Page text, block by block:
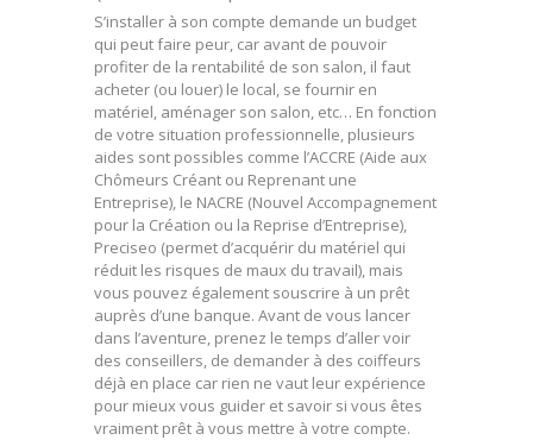
S’installer à son compte demande un budget
qui peut faire peur, car avant de pouvoir
profiter de la rentabilité de son salon, il faut
acheter (ou louer) le local, se fournir en
matériel, aménager son salon, etc… En fonction
de votre situation professionnelle, plusieurs
aides sont possibles comme l’ACCRE (Aide aux
Chômeurs Créant ou Reprenant une
Entreprise), le NACRE (Nouvel Accompagnement
pour la Création ou la Reprise d’Entreprise),
Preciseo (permet d’acquérir du matériel qui
réduit les risques de maux du travail), mais
vous pouvez également souscrire à un prêt
auprès d’une banque. Avant de vous lancer
dans l’aventure, prenez le temps d’aller voir
des conseillers, de demander à des coiffeurs
déjà en place car rien ne vaut leur expérience
pour mieux vous guider et savoir si vous êtes
vraiment prêt à vous mettre à votre compte.